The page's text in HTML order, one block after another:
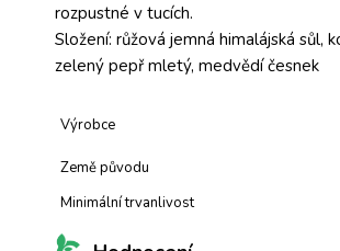
rozpustné v tucích.
Složení: růžová jemná himalájská sůl,
zelený pepř mletý, medvědí česnek
Výrobce
Země původu
Minimální trvanlivost